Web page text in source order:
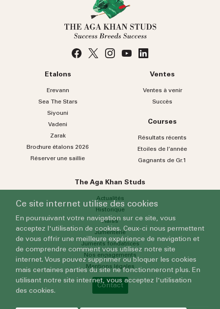
Etalons
Erevann
Sea TheStars
Siyouni
Vadeni
Zarak
Brochure étalons 2026
Réserver une saillie
Ventes
Ventes à venir
Succès
Courses
Résultats récents
Etoiles de l’année
Gagnants de Gr.1
The Aga Khan Studs
Actualités
Historique
Haras
Jumenterie
Juments fondatrices
Nos engagements
Mentions légales
Contact
Ce site internet utilise des cookies
En poursuivant votre navigation sur ce site, vous
acceptez l'utilisation de cookies. Ceux-ci nous permettent
de vous offrir une meilleure expérience de navigation et
de comprendre comment vous utilisez notre site
internet. Vous pouvez supprimer ou bloquer les cookies
mais certaines parties du site ne fonctionneront plus. En
utilisant notre site internet, vous acceptez l'utilisation
des cookies.